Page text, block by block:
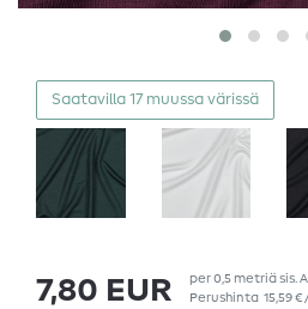
Saatavilla 17 muussa värissä
7,80 EUR per0,5 metriäsis.
Perushinta 15,59